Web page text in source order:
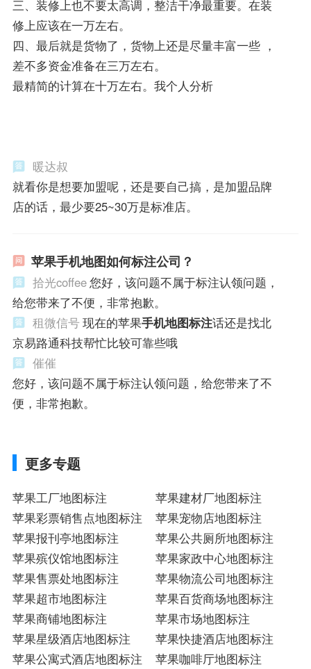
三、装修上也不要太高调，整洁干净最重要。在装
修上应该在一万左右。
四、最后就是货物了，货物上还是尽量丰富一些 ，
差不多资金准备在三万左右。
最精简的计算在十万左右。我个人分析
暖达叔
就看你是想要加盟呢，还是要自己搞，是加盟品牌
店的话，最少要25~30万是标准店。
苹果手机地图如何标注公司？
拾光coffee您好，该问题不属于标注认领问题，
给您带来了不便，非常抱歉。
租微信号现在的苹果手机地图标注话还是找北
京易路通科技帮忙比较可靠些哦
催催
您好，该问题不属于标注认领问题，给您带来了不
便，非常抱歉。
更多专题
苹果工厂地图标注
苹果建材厂地图标注
苹果彩票销售点地图标注
苹果宠物店地图标注
苹果报刊亭地图标注
苹果公共厕所地图标注
苹果殡仪馆地图标注
苹果家政中心地图标注
苹果售票处地图标注
苹果物流公司地图标注
苹果超市地图标注
苹果百货商场地图标注
苹果商铺地图标注
苹果市场地图标注
苹果星级酒店地图标注
苹果快捷酒店地图标注
苹果公寓式酒店地图标注
苹果咖啡厅地图标注